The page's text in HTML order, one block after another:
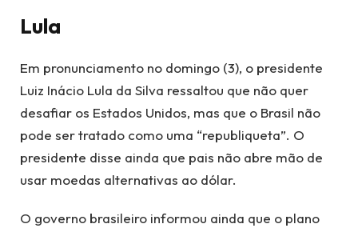
Lula
Em pronunciamento no domingo (3), o presidente
Luiz Inácio Lula da Silva ressaltou que não quer
desafiar os Estados Unidos, mas que o Brasil não
pode ser tratado como uma “republiqueta”. O
presidente disse ainda que pais não abre mão de
usar moedas alternativas ao dólar.
O governo brasileiro informou ainda que o plano